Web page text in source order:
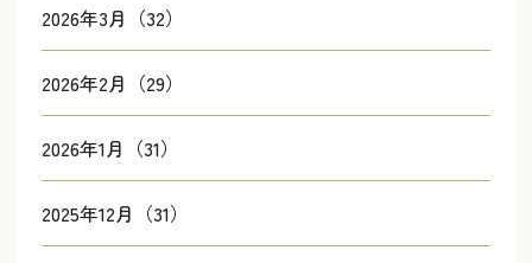
2026年3月（32）
2026年2月（29）
2026年1月（31）
2025年12月（31）